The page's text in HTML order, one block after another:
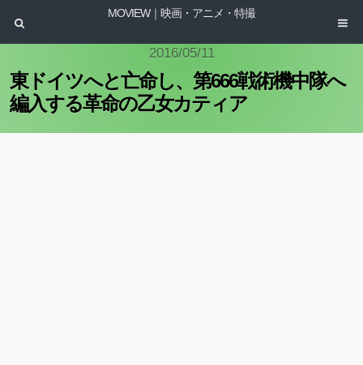
MOVIEW｜映画・アニメ・特撮
2016/05/11
東ドイツへと亡命し、第666戦術機中隊へ
編入する革命の乙女カティア